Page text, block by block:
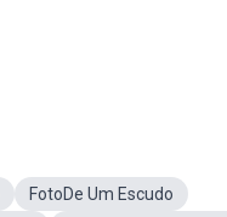
FotoDe Um Escudo